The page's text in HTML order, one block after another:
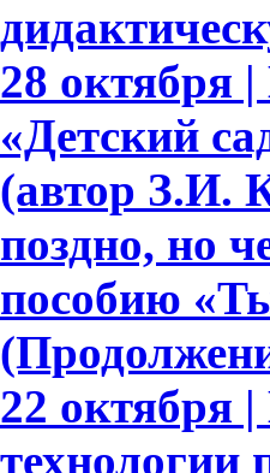
28 октября
«Детский
(автор З.И.
поздно, но
пособию
22 октября
технологии